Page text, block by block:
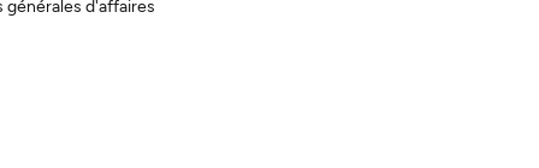
générales d'affaires